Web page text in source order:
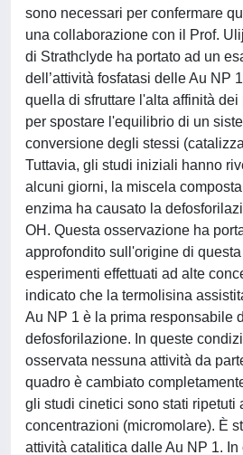
sono necessari per confermare
una collaborazione con il Prof.
di Strathclyde ha portato ad un
dell’attività fosfatasi delle Au NP
quella di sfruttare l'alta affinità dei
per spostare l'equilibrio di un
conversione degli stessi
Tuttavia, gli studi iniziali hanno
alcuni giorni, la miscela
enzima ha causato la
OH. Questa osservazione ha
approfondito sull'origine di
esperimenti effettuati ad alte
indicato che la termolisina
Au NP 1 è la prima responsabile
defosforilazione. In queste
osservata nessuna attività da
quadro è cambiato
gli studi cinetici sono stati ripetuti
concentrazioni (micromolare). È
attività catalitica dalle Au NP 1.